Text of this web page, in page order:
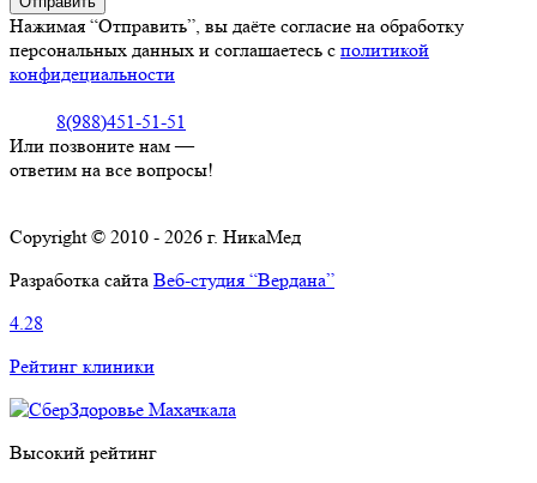
Нажимая “Отправить”, вы даёте согласие на обработку
персональных данных и соглашаетесь с политикой
конфидециальности
8(988)451-51-51
Или позвоните нам —
ответим на все вопросы!
Copyright © 2010 - 2026 г. НикаМед
Разработка сайта Веб-студия “Вердана”
4.28
Рейтинг клиники
Высокий рейтинг